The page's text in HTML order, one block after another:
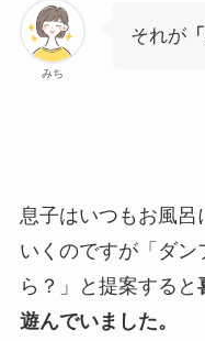
みち
それが
息子はいつもお風呂
いくのですが「ダン
ら？」と提案すると
遊んでいました。